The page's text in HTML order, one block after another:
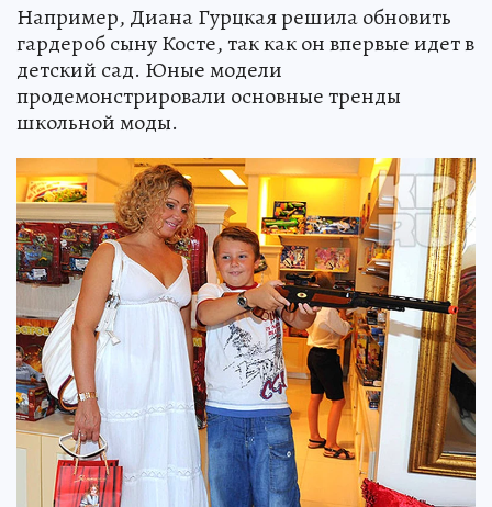
Например, Диана Гурцкая решила обновить
гардероб сыну Косте, так как он впервые идет в
детский сад. Юные модели
продемонстрировали основные тренды
школьной моды.